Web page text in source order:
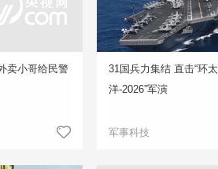
卖小哥给民警
31国兵力集结 直击“环
洋-2026”军演
军事科技